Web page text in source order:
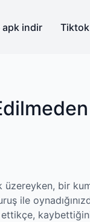
indir Tiktok
üzereyken, bir
ile